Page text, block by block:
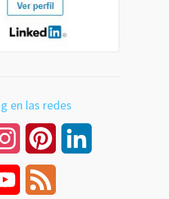
en las redes
InstagramPinterest
YouTube